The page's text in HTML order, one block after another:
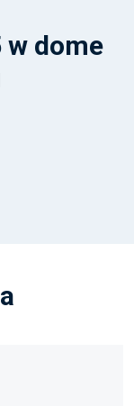
dome